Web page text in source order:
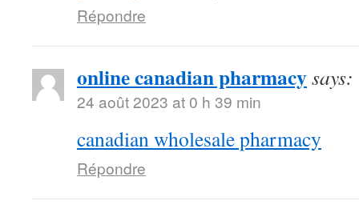
Répondre
online canadian pharmacysays:
24 août 2023 at 0 h 39 min
canadian wholesale pharmacy
Répondre